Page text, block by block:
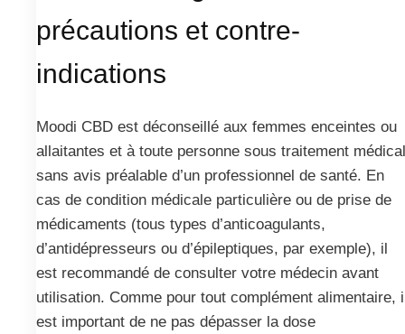
précautions et contre-
indications
Moodi CBD est déconseillé aux femmes enceintes ou
allaitantes et à toute personne sous traitement médical
sans avis préalable d’un professionnel de santé. En
cas de condition médicale particulière ou de prise de
médicaments (tous types d’anticoagulants,
d’antidépresseurs ou d’épileptiques, par exemple), il
est recommandé de consulter votre médecin avant
utilisation. Comme pour tout complément alimentaire,
est important de ne pas dépasser la dose